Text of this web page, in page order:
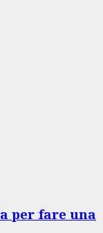
per fare una